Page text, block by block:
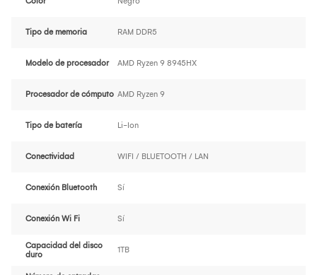
Tipo de memoria RAM DDR5
Modelo de procesador AMD Ryzen 9 8945HX
Procesador de cómputo AMD Ryzen 9
Tipo de batería Li-Ion
Conectividad WIFI / BLUETOOTH / LAN
Conexión Bluetooth Sí
Conexión Wi Fi Sí
Capacidad del disco
duro
1TB